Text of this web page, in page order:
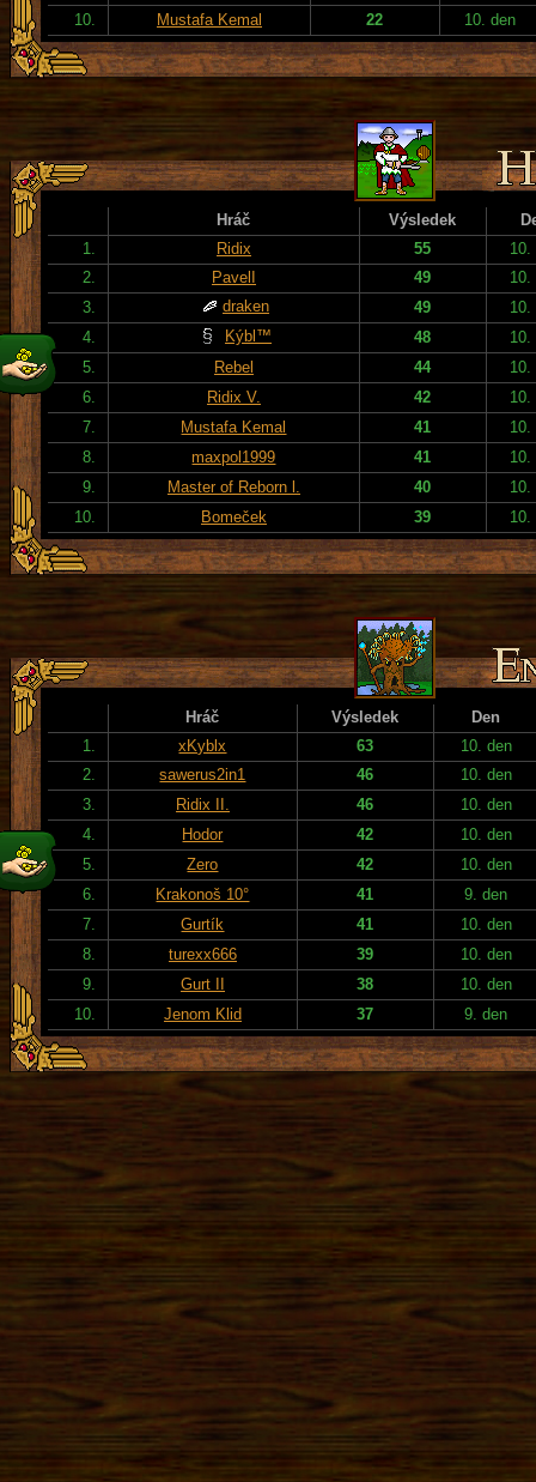
10.
Mustafa Kemal 22 10. den
Hráč Výsledek
1.
Ridix 55
10.
2.
PavelI 49
10.
3.
draken 49
10.
4.
Kýbl™ 48
10.
5.
Rebel 44
10.
6.
Ridix V. 42
10.
7.
Mustafa Kemal 41
10.
8.
maxpol1999 41
10.
9.
Master of Reborn l. 40
10.
10.
Bomeček 39 10.
Hráč Výsledek
Den
1.
xKyblx 63
10. den
2.
sawerus2in1 46
10. den
3.
Ridix II. 46
10. den
4.
Hodor 42
10. den
5.
Zero 42
10. den
6.
Krakonoš 10° 41
9. den
7.
Gurtík 41
10. den
8.
turexx666 39
10. den
9.
Gurt II 38
10. den
10.
Jenom Klid 37 9. den